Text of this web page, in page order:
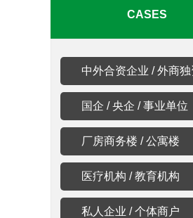
CASES
中外合资企业 / 外商
国企 / 央企 / 事业单位
厂房商务楼 / 公寓楼
医疗机构 / 教育机构
私人企业 / 个体商户